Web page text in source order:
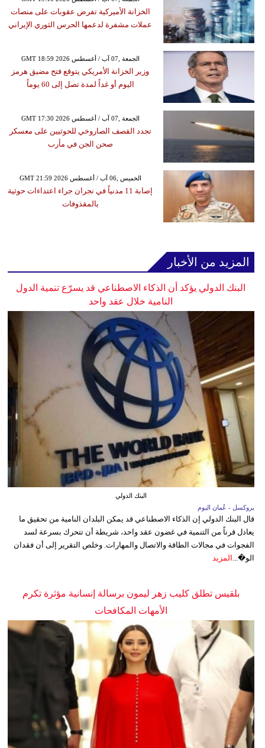
الخزانة الأميركية تفرض عقوبات على منصات
عملات مشفرة لدعمها الحرس الثوري الإيراني
GMT 18:59 2026 الجمعة ,07 آب / أغسطس
وزير الخزانة الأمريكي يتوقع فتح مضيق هرمز
اليوم أو غداً لمدة تصل إلى 60 يوماً
GMT 17:30 2026 الجمعة ,07 آب / أغسطس
تجدد القصف الصاروخي للحوثيين على معسكر
صحن الجن في مأرب
GMT 21:59 2026 الخميس ,06 آب / أغسطس
إصابة 11 مدنياً في نجران جراء اعتداءات حوثية
بالمقذوفات
المزيد من الأخبار
البنك الدولي يؤكد أن الذكاء الاصطناعي قد يسرّع تنمية الدول
النامية خلال عقد واحد
البنك الدولي
بروكسل - عُمان اليوم
قال البنك الدولي إن الذكاء الاصطناعي قد يمكن البلدان النامية من تحقيق ما
يعادل قرناً من التنمية في غضون عقد واحد، شريطة أن تتحرك بسرعة لسد
الفجوات في مجالات الطاقة والاتصال والمهارات. وخلص التقرير إلى أن فقدان
الو�...
المزيد
بلقيس تطلق كليب زهر ليمون برسالة إنسانية مؤثرة تكرم
الأمهات المكافحات